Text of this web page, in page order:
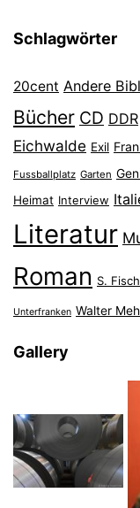
Schlagwörter
20cent Andere
Bücher CD DDR
Eichwalde Exil
Fussballplatz Garten
Heimat Interview
Literatur
Roman S.
Unterfranken Walter
Gallery